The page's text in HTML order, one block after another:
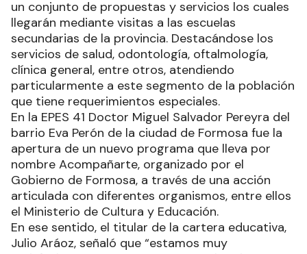
un conjunto de propuestas y servicios los cuales
llegarán mediante visitas a las escuelas
secundarias de la provincia. Destacándose los
servicios de salud, odontología, oftalmología,
clínica general, entre otros, atendiendo
particularmente a este segmento de la población
que tiene requerimientos especiales.
En la EPES 41 Doctor Miguel Salvador Pereyra del
barrio Eva Perón de la ciudad de Formosa fue la
apertura de un nuevo programa que lleva por
nombre Acompañarte, organizado por el
Gobierno de Formosa, a través de una acción
articulada con diferentes organismos, entre ellos
el Ministerio de Cultura y Educación.
En ese sentido, el titular de la cartera educativa,
Julio Aráoz, señaló que “estamos muy